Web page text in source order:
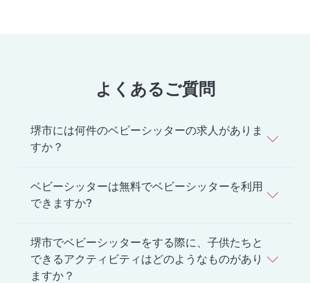
よくあるご質問
堺市には何件のベビーシッターの求人がありま
すか？
ベビーシッターは無料でベビーシッターを利用
できますか?
堺市でベビーシッターをする際に、子供たちと
できるアクティビティはどのようなものがあり
ますか？